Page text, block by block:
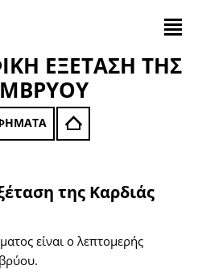
ΕΞΕΤΑΣΗ ΤΗΣ
της Καρδιάς
είναι ο λεπτομερής